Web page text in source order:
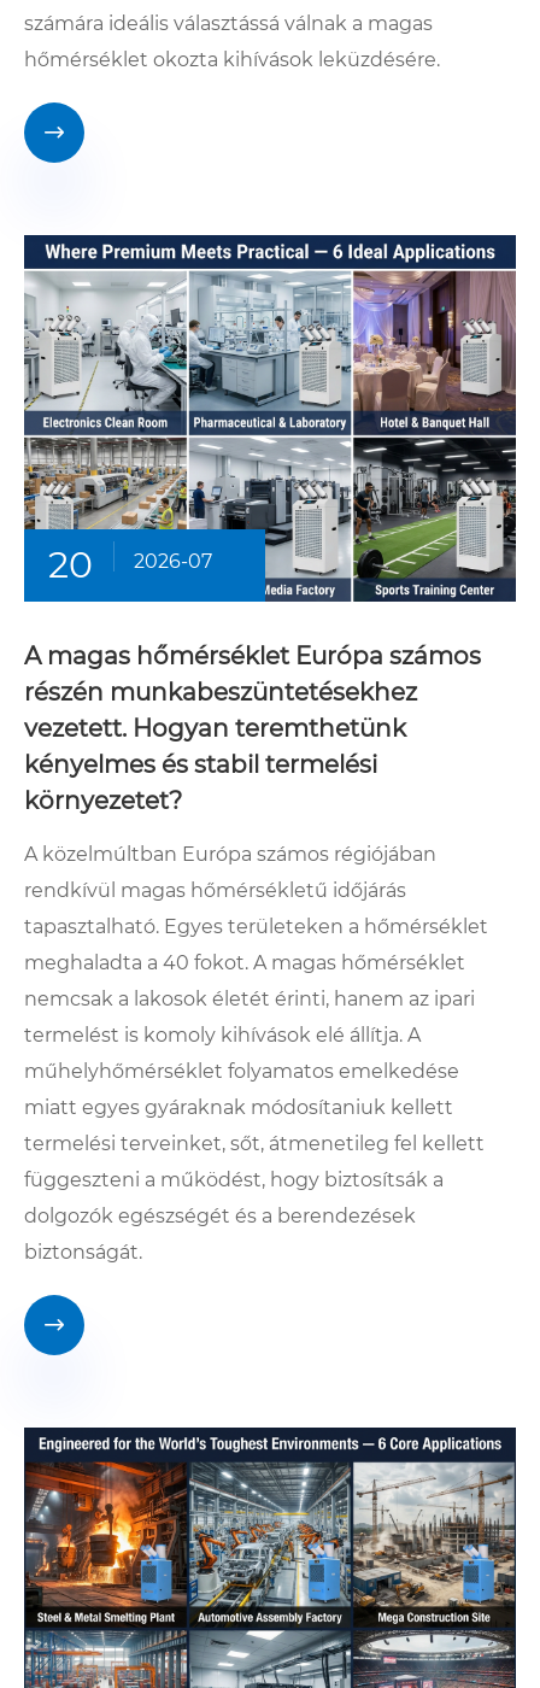
számára ideális választássá válnak a magas
hőmérséklet okozta kihívások leküzdésére.

20 2026-07
A magas hőmérséklet Európa számos
részén munkabeszüntetésekhez
vezetett. Hogyan teremthetünk
kényelmes és stabil termelési
környezetet?
A közelmúltban Európa számos régiójában
rendkívül magas hőmérsékletű időjárás
tapasztalható. Egyes területeken a hőmérséklet
meghaladta a 40 fokot. A magas hőmérséklet
nemcsak a lakosok életét érinti, hanem az ipari
termelést is komoly kihívások elé állítja. A
műhelyhőmérséklet folyamatos emelkedése
miatt egyes gyáraknak módosítaniuk kellett
termelési terveinket, sőt, átmenetileg fel kellett
függeszteni a működést, hogy biztosítsák a
dolgozók egészségét és a berendezések
biztonságát.
